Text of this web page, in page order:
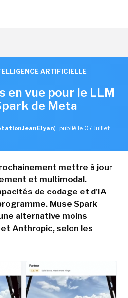
ARTIFICIELLE
en vue pour le LLM
de Meta
Jean Elyan) , publié le 07 Juillet
mettre à jour
et multimodal.
de codage et d'IA
Muse Spark
alternative moins
Anthropic, selon les